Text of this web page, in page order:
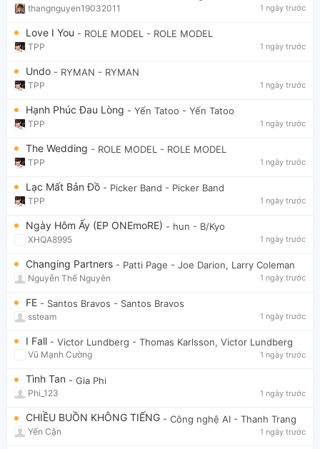
thangnguyen19032011 1 ngày trước
Love I You - ROLE MODEL - ROLE MODEL
TPP 1 ngày trước
Undo - RYMAN - RYMAN
TPP 1 ngày trước
Hạnh Phúc Đau Lòng - Yến Tatoo - Yến Tatoo
TPP 1 ngày trước
The Wedding - ROLE MODEL - ROLE MODEL
TPP 1 ngày trước
Lạc Mất Bản Đồ - Picker Band - Picker Band
TPP 1 ngày trước
Ngày Hôm Ấy (EP ONEmoRE) - hun - B/Kyo
XHQA8995 1 ngày trước
Changing Partners - Patti Page - Joe Darion, Larry Coleman
Nguyễn Thế Nguyên 1 ngày trước
FE - Santos Bravos - Santos Bravos
ssteam 1 ngày trước
I Fall - Victor Lundberg - Thomas Karlsson, Victor Lundberg
Vũ Mạnh Cường 1 ngày trước
Tình Tan - Gia Phi
Phi_123 1 ngày trước
CHIỀU BUỒN KHÔNG TIẾNG - Công nghệ AI - Thanh Trang
Yến Cận 1 ngày trước